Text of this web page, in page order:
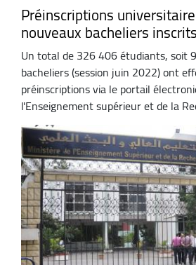
Préinscriptions
nouveaux bacheliers inscrits
Un total de 326 406 étudiants, soit
bacheliers (session juin 2022) ont
préinscriptions via le portail
l'Enseignement supérieur et de la